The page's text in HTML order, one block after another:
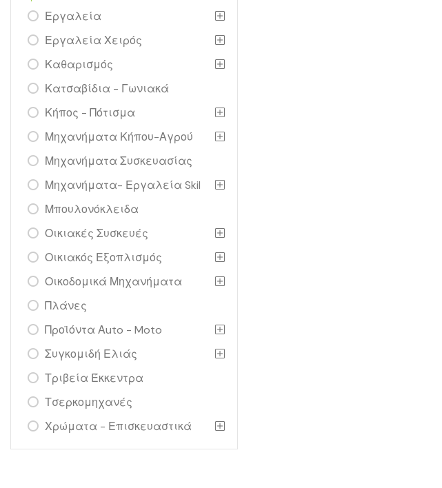
Εργαλεία
Εργαλεία Χειρός
Καθαρισμός
Κατσαβίδια - Γωνιακά
Κήπος - Πότισμα
Μηχανήματα Κήπου-Αγρού
Μηχανήματα Συσκευασίας
Μηχανήματα- Εργαλεία Skil
Μπουλονόκλειδα
Οικιακές Συσκευές
Οικιακός Εξοπλισμός
Οικοδομικά Μηχανήματα
Πλάνες
Προϊόντα Αuto - Moto
Συγκομιδή Ελιάς
Τριβεία Έκκεντρα
Τσερκομηχανές
Χρώματα - Επισκευαστικά